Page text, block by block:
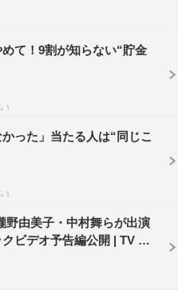
像がつかないような真剣な
せのようにメンバーを写
て！9割が知らない“貯金
)
かった」当たる人は“同じこ
)
野由美子・中村舞らが出演
ビデオ予告編公開 | TV LI